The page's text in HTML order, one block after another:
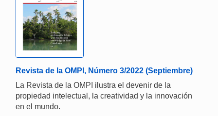
Revista de la OMPI, Número 3/2022 (Septiembre)
La Revista de la OMPI ilustra el devenir de la
propiedad intelectual, la creatividad y la innovación
en el mundo.